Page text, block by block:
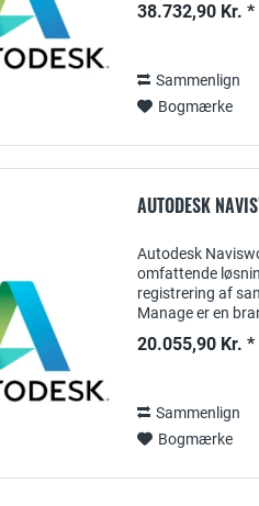
38.732,90 Kr. *
Sammenlign
Bogmærke
AUTODESK
Autodesk
omfattende
registrering af
Manage er en
simulering ....
20.055,90 Kr. *
Sammenlign
Bogmærke